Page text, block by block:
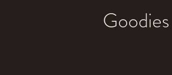
Goodies